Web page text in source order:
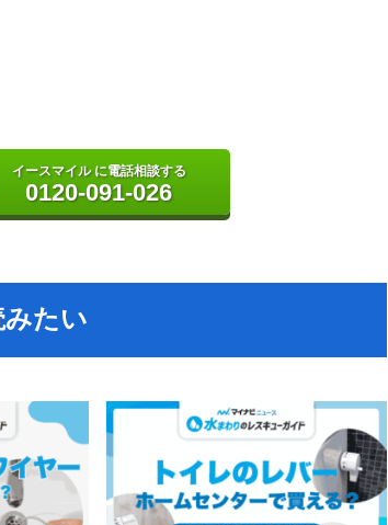
イースマイル に電話相談する
0120-091-026
たい